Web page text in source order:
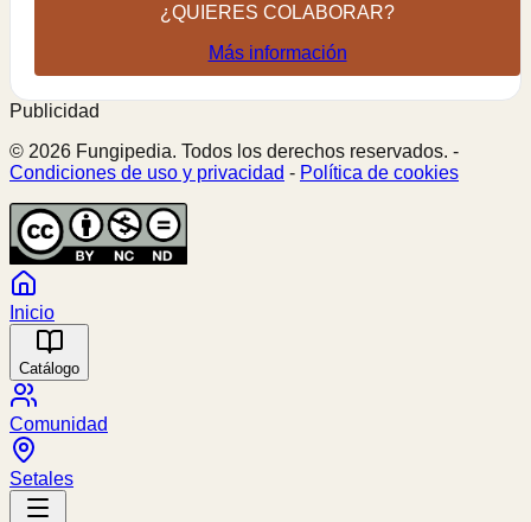
¿QUIERES COLABORAR?
Más información
Publicidad
© 2026 Fungipedia. Todos los derechos reservados. -
Condiciones de uso y privacidad - Política de cookies
Inicio
Catálogo
Comunidad
Setales